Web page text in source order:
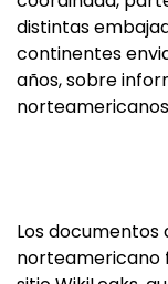
distintas
continentes
años, sobre
Los
norteamericano